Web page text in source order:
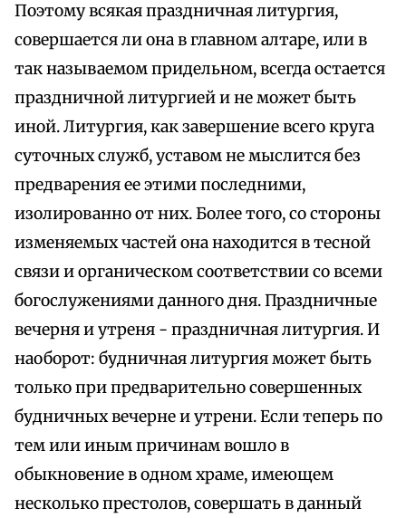
Поэтому всякая праздничная литургия,
совершается ли она в главном алтаре, или в
так называемом придельном, всегда остается
праздничной литургией и не может быть
иной. Литургия, как завершение всего круга
суточных служб, уставом не мыслится без
предварения ее этими последними,
изолированно от них. Более того, со стороны
изменяемых частей она находится в тесной
связи и органическом соответствии со всеми
богослужениями данного дня. Праздничные
вечерня и утреня - праздничная литургия. И
наоборот: будничная литургия может быть
только при предварительно совершенных
будничных вечерне и утрени. Если теперь по
тем или иным причинам вошло в
обыкновение в одном храме, имеющем
несколько престолов, совершать в данный